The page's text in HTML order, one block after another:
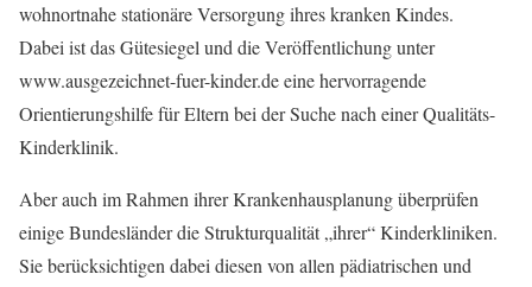
wohnortnahe stationäre Versorgung ihres kranken Kindes.
Dabei ist das Gütesiegel und die Veröffentlichung unter
www.ausgezeichnet-fuer-kinder.de eine hervorragende
Orientierungshilfe für Eltern bei der Suche nach einer Qualitäts-
Kinderklinik.
Aber auch im Rahmen ihrer Krankenhausplanung überprüfen
einige Bundesländer die Strukturqualität „ihrer“ Kinderkliniken.
Sie berücksichtigen dabei diesen von allen pädiatrischen und